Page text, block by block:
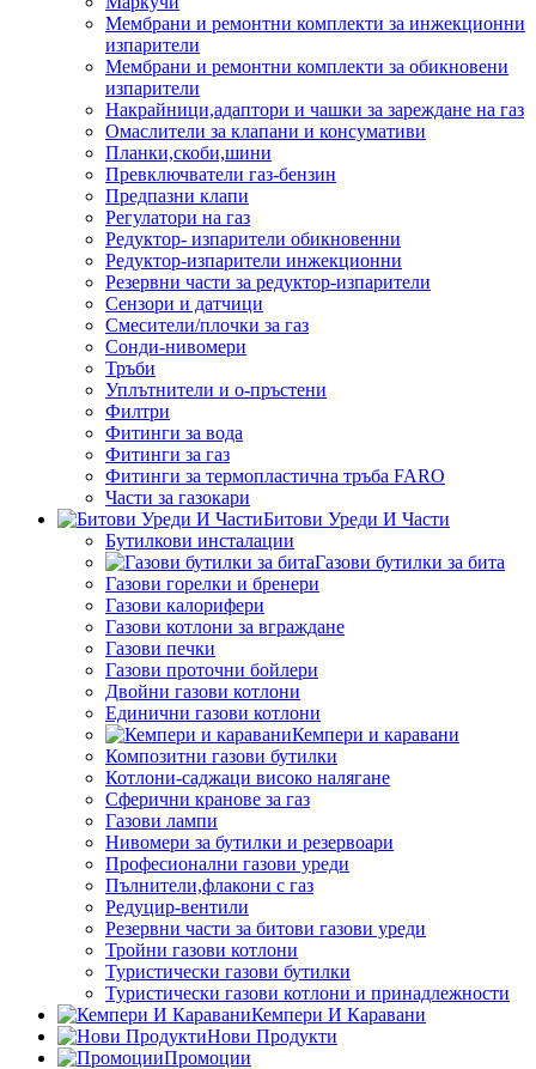
Мембрани и ремонтни комплекти за инжекционни
изпарители
Мембрани и ремонтни комплекти за обикновени
изпарители
Накрайници,адаптори и чашки за зареждане на газ
Омаслители за клапани и консумативи
Планки,скоби,шини
Превключватели газ-бензин
Предпазни клапи
Регулатори на газ
Редуктор- изпарители обикновенни
Редуктор-изпарители инжекционни
Резервни части за редуктор-изпарители
Сензори и датчици
Смесители/плочки за газ
Сонди-нивомери
Тръби
Уплътнители и о-пръстени
Филтри
Фитинги за вода
Фитинги за газ
Фитинги за термопластична тръба FARO
Части за газокари
Битови Уреди И Части
Бутилкови инсталации
Газови бутилки за бита
Газови горелки и бренери
Газови калорифери
Газови котлони за вграждане
Газови печки
Газови проточни бойлери
Двойни газови котлони
Единични газови котлони
Кемпери и каравани
Композитни газови бутилки
Котлони-саджаци високо налягане
Сферични кранове за газ
Газови лампи
Нивомери за бутилки и резервоари
Професионални газови уреди
Пълнители,флакони с газ
Редуцир-вентили
Резервни части за битови газови уреди
Тройни газови котлони
Туристически газови бутилки
Туристически газови котлони и принадлежности
Кемпери И Каравани
Нови Продукти
Промоции